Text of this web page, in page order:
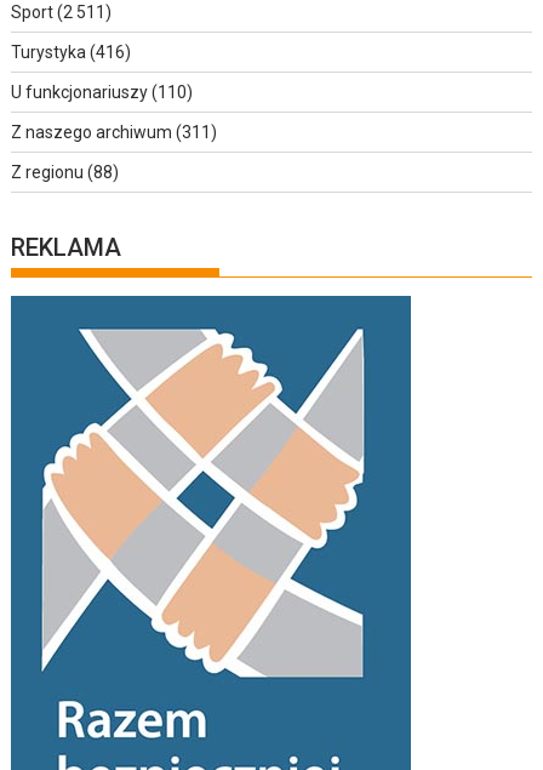
Sport(2 511)
Turystyka (416)
U funkcjonariuszy(110)
Z naszego archiwum (311)
Z regionu (88)
REKLAMA